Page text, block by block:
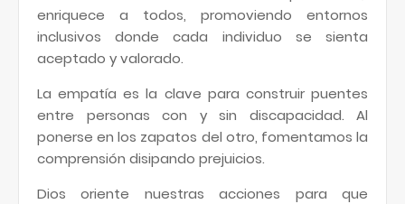
enriquece a todos, promoviendo entornos
inclusivos donde cada individuo se sienta
aceptado y valorado.
La empatía es la clave para construir puentes
entre personas con y sin discapacidad. Al
ponerse en los zapatos del otro, fomentamos la
comprensión disipando prejuicios.
Dios oriente nuestras acciones para que